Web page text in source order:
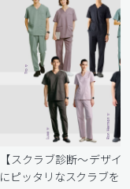
【スクラブ診断〜デザイ
にピッタリなスクラブを